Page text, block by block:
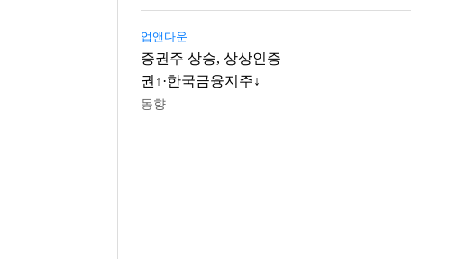
업앤다운
증권주 상승, 상상인증
권↑·한국금융지주↓
동향